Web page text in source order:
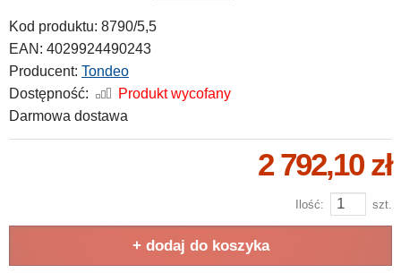
Kod produktu: 8790/5,5
EAN: 4029924490243
Producent: Tondeo
Dostępność:
Produkt wycofany
Darmowa dostawa
2 792,10 zł
Ilość: szt.
+ dodaj do koszyka